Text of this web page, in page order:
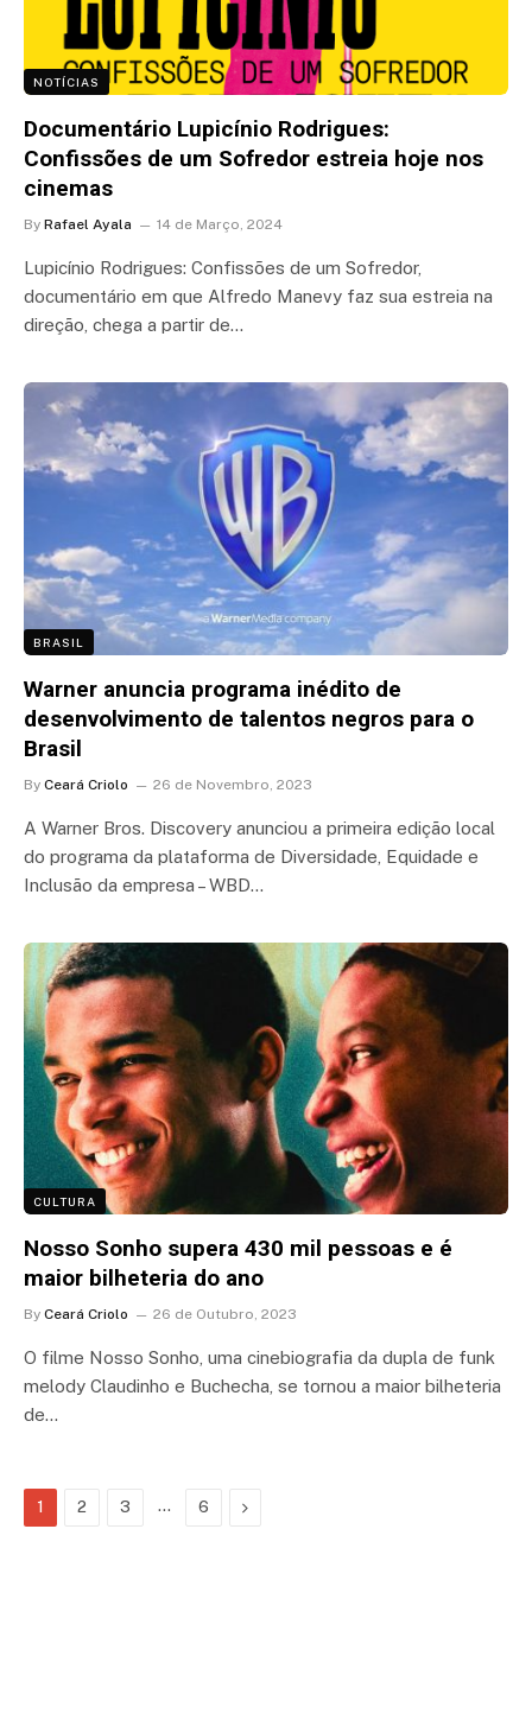
NOTÍCIAS
Documentário Lupicínio Rodrigues:
Confissões de um Sofredor estreia hoje nos
cinemas
By Rafael Ayala 14 de Março, 2024
Lupicínio Rodrigues: Confissões de um Sofredor,
documentário em que Alfredo Manevy faz sua estreia na
direção, chega a partir de…
BRASIL
Warner anuncia programa inédito de
desenvolvimento de talentos negros para o
Brasil
By Ceará Criolo 26 de Novembro, 2023
A Warner Bros. Discovery anunciou a primeira edição local
do programa da plataforma de Diversidade, Equidade e
Inclusão da empresa – WBD…
CULTURA
Nosso Sonho supera 430 mil pessoas e é
maior bilheteria do ano
By Ceará Criolo 26 de Outubro, 2023
O filme Nosso Sonho, uma cinebiografia da dupla de funk
melody Claudinho e Buchecha, se tornou a maior bilheteria
de…
1 2 3 … 6 Next